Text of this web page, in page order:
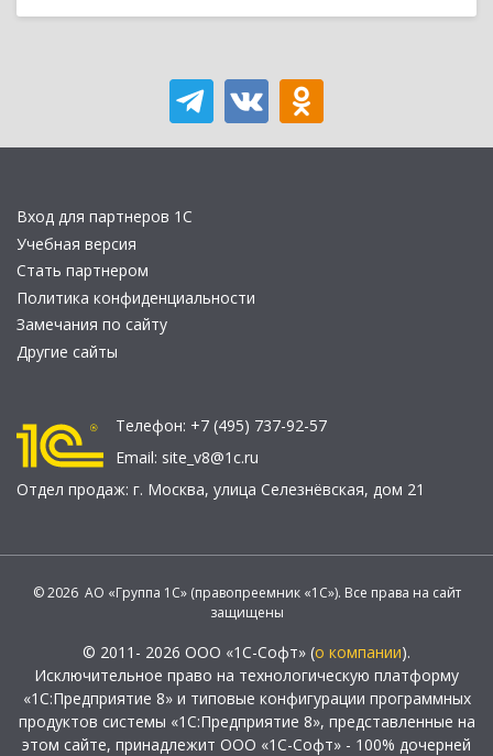
Вход для партнеров 1С
Учебная версия
Стать партнером
Политика конфиденциальности
Замечания по сайту
Другие сайты
Телефон: +7 (495) 737-92-57
Email: site_v8@1c.ru
Отдел продаж: г. Москва, улица Селезнёвская, дом 21
© 2026 АО «Группа 1С» (правопреемник «1С»). Все права на сайт
защищены
© 2011- 2026 ООО «1С-Софт» (о компании).
Исключительное право на технологическую платформу
«1С:Предприятие 8» и типовые конфигурации программных
продуктов системы «1С:Предприятие 8», представленные на
этом сайте, принадлежит ООО «1С-Софт» - 100% дочерней